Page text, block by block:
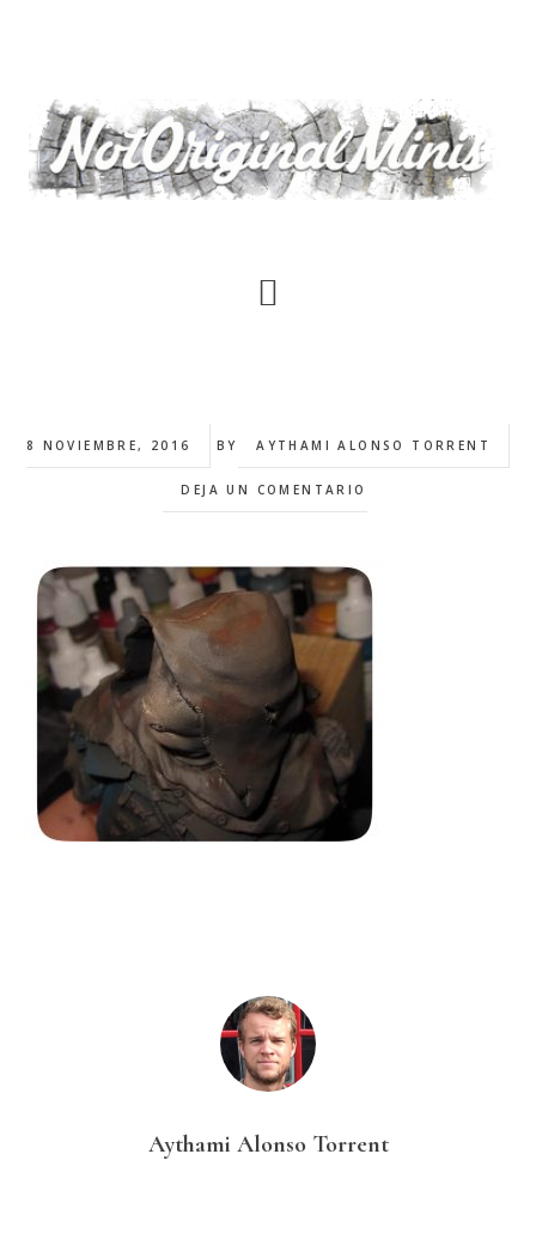
principal
8 NOVIEMBRE, 2016 BY AYTHAMI ALONSO TORRENT
DEJA UN COMENTARIO
Aythami Alonso Torrent